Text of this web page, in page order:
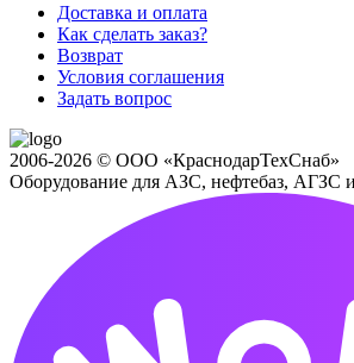
Доставка и оплата
Как сделать заказ?
Возврат
Условия соглашения
Задать вопрос
2006-2026 © ООО «КраснодарТехСнаб»
Оборудование для АЗС, нефтебаз, АГЗС